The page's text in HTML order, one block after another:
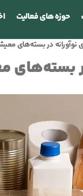
حوزه های فعالیت
نوآورانه در بسته‌های
بسته‌های